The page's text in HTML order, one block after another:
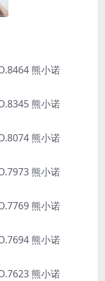
熊小诺
熊小诺
熊小诺
熊小诺
熊小诺
熊小诺
熊小诺